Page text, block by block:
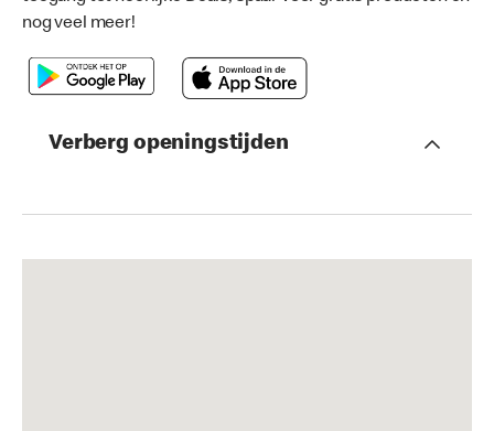
nog veel meer!
Verberg openingstijden